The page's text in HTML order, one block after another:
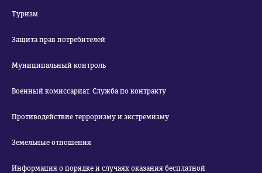
Туризм
Защита прав потребителей
Муниципальный контроль
Военный комиссариат. Служба по контракту
Противодействие терроризму и экстремизму
Земельные отношения
Информация о порядке и случаях оказания бесплатной